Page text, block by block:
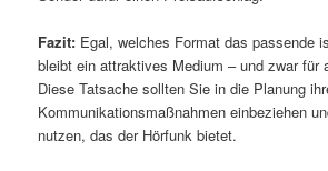
Fazit: Egal, welches Format das passende
bleibt ein attraktives Medium – und zwar für
Diese Tatsache sollten Sie in die Planung
Kommunikationsmaßnahmen einbeziehen
nutzen, das der Hörfunk bietet.